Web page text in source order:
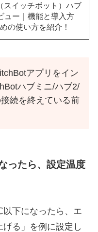
スイッチボット）ハブ
ュー｜機能と導入方
の使い方を紹介！
アプリをイン
ハブミニ/ハブ2/
続を終えている前
ったら、設定温度
下になったら、エ
る」を例に設定し